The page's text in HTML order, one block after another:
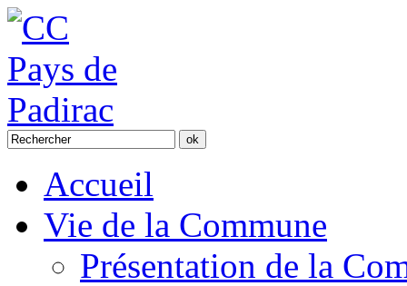
Accueil
Vie de la Commune
Présentation de la